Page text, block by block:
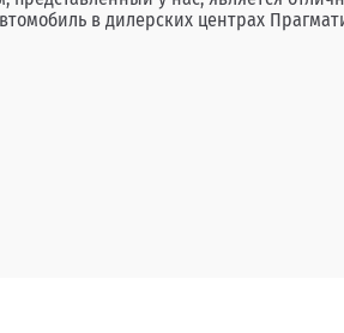
в дилерских центрах